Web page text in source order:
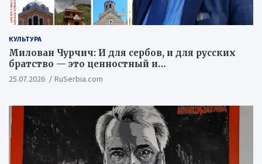
КУЛЬТУРА
Милован Чурчич: И для сербов, и для русских
братство — это ценностный и
цивилизационный концепт
25.07.2026 RuSerbia.com